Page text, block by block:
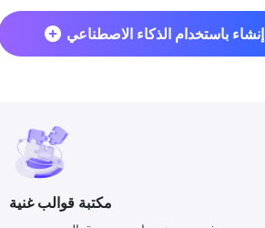
إنشاء باستخدام الذكاء الاصطناعي
مكتبة قوالب غنية